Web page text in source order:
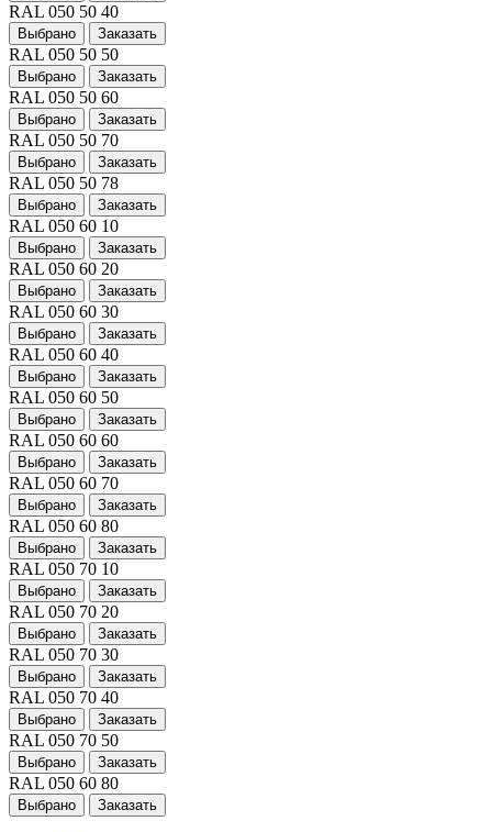
RAL 050 50 40
Выбрано Заказать
RAL 050 50 50
Выбрано Заказать
RAL 050 50 60
Выбрано Заказать
RAL 050 50 70
Выбрано Заказать
RAL 050 50 78
Выбрано Заказать
RAL 050 60 10
Выбрано Заказать
RAL 050 60 20
Выбрано Заказать
RAL 050 60 30
Выбрано Заказать
RAL 050 60 40
Выбрано Заказать
RAL 050 60 50
Выбрано Заказать
RAL 050 60 60
Выбрано Заказать
RAL 050 60 70
Выбрано Заказать
RAL 050 60 80
Выбрано Заказать
RAL 050 70 10
Выбрано Заказать
RAL 050 70 20
Выбрано Заказать
RAL 050 70 30
Выбрано Заказать
RAL 050 70 40
Выбрано Заказать
RAL 050 70 50
Выбрано Заказать
RAL 050 60 80
Выбрано Заказать